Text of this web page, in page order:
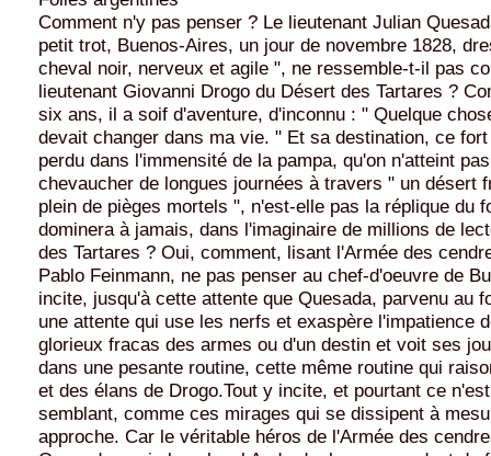
Comment n'y pas penser ? Le lieutenant Julian
petit trot, Buenos-Aires, un jour de novembre 1828,
cheval noir, nerveux et agile ", ne ressemble-t-il pas
lieutenant Giovanni Drogo du Désert des Tartares ?
six ans, il a soif d'aventure, d'inconnu : " Quelque
devait changer dans ma vie. " Et sa destination, ce
perdu dans l'immensité de la pampa, qu'on n'atteint
chevaucher de longues journées à travers " un désert
plein de pièges mortels ", n'est-elle pas la réplique du
dominera à jamais, dans l'imaginaire de millions de
des Tartares ? Oui, comment, lisant l'Armée des
Pablo Feinmann, ne pas penser au chef-d'oeuvre de
incite, jusqu'à cette attente que Quesada, parvenu au
une attente qui use les nerfs et exaspère l'impatience
glorieux fracas des armes ou d'un destin et voit ses
dans une pesante routine, cette même routine qui
et des élans de Drogo.Tout y incite, et pourtant ce
semblant, comme ces mirages qui se dissipent à
approche. Car le véritable héros de l'Armée des